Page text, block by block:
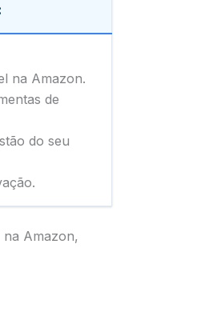
na Amazon.
de
do seu
Amazon,